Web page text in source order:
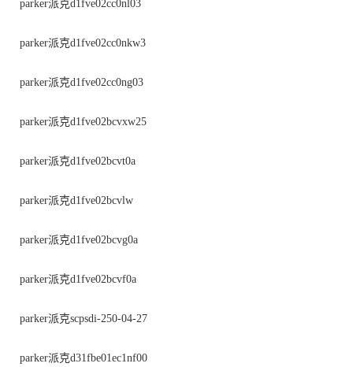
parker派克d1fve02cc0nl03
parker派克d1fve02cc0nkw3
parker派克d1fve02cc0ng03
parker派克d1fve02bcvxw25
parker派克d1fve02bcvt0a
parker派克d1fve02bcvlw
parker派克d1fve02bcvg0a
parker派克d1fve02bcvf0a
parker派克scpsdi-250-04-27
parker派克d31fbe01ec1nf00